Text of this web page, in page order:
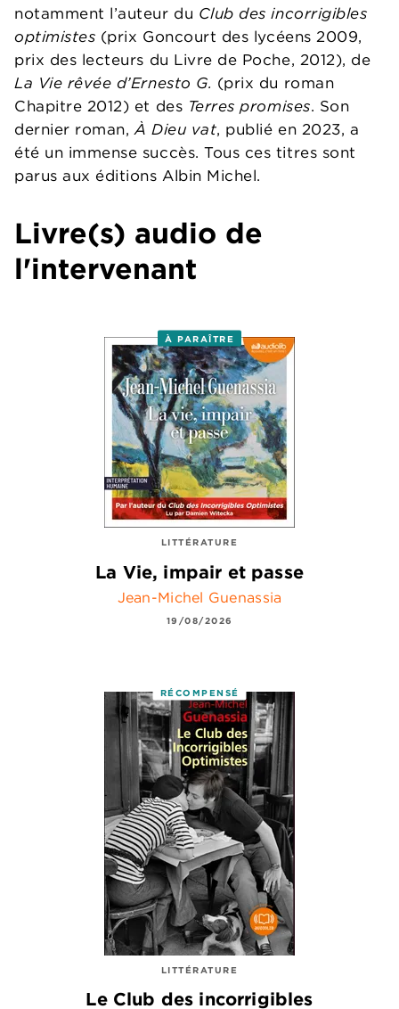
notamment l’auteur du Club des incorrigibles
optimistes (prix Goncourt des lycéens 2009,
prix des lecteurs du Livre de Poche, 2012), de
La Vie rêvée d’Ernesto G. (prix du roman
Chapitre 2012) et des Terres promises. Son
dernier roman,À Dieu vat, publié en 2023, a
été un immense succès. Tous ces titres sont
parus aux éditions Albin Michel.
Livre(s) audio de
l'intervenant
À PARAÎTRE
LITTÉRATURE
La Vie, impair et passe
Jean-Michel Guenassia
19/08/2026
RÉCOMPENSÉ
LITTÉRATURE
Le Club des incorrigibles